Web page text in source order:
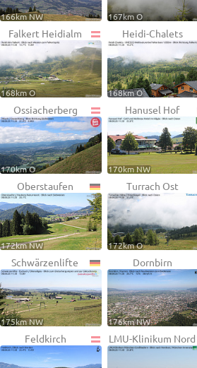
166km NW 167km O
Falkert Heidialm
168km O
Heidi-Chalets
168km O
Ossiacherberg
170km O
Hanusel Hof
170km NW
Oberstaufen
172km NW
Turrach Ost
172km O
Schwärzenlifte
175km NW
Dornbirn
176km NW
Feldkirch LMU-Klinikum Nord